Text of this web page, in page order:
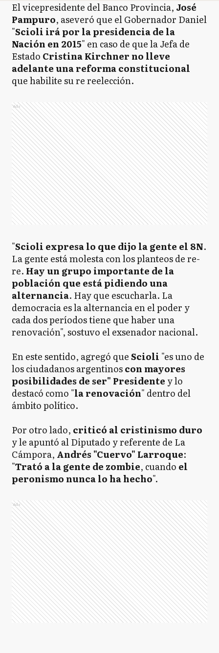
El vicepresidente del Banco Provincia, José
Pampuro, aseveró que el Gobernador Daniel
"Scioli irá por la presidencia de la
Nación en 2015" en caso de que la Jefa de
Estado Cristina Kirchner no lleve
adelante una reforma constitucional
que habilite su re reelección.
Ads
"Scioli expresa lo que dijo la gente el 8N.
La gente está molesta con los planteos de re-
re. Hay un grupo importante de la
población que está pidiendo una
alternancia. Hay que escucharla. La
democracia es la alternancia en el poder y
cada dos períodos tiene que haber una
renovación", sostuvo el exsenador nacional.
En este sentido, agregó queScioli "es uno de
los ciudadanos argentinoscon mayores
posibilidades de ser" Presidente y lo
destacó como "la renovación" dentro del
ámbito político.
Por otro lado, criticó al cristinismo duro
y le apuntó al Diputado y referente de La
Cámpora, Andrés "Cuervo" Larroque:
"Trató a la gente de zombie, cuando el
peronismo nunca lo ha hecho".
Ads